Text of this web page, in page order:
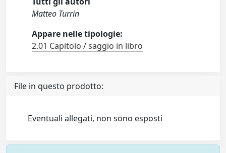
Matteo Turrin
Appare nelle tipologie:
2.01 Capitolo / saggio in libro
File in questo prodotto:
Eventuali allegati, non sono esposti